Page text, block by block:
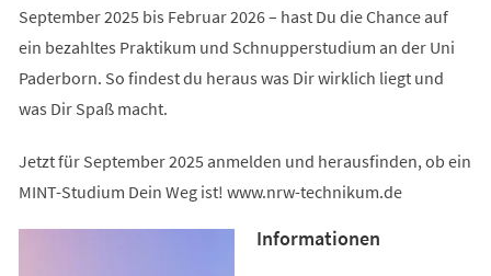
September 2025 bis Februar 2026 – hast Du die Chance auf
ein bezahltes Praktikum und Schnupperstudium an der Uni
Paderborn. So findest du heraus was Dir wirklich liegt und
was Dir Spaß macht.
Jetzt für September 2025 anmelden und herausfinden, ob ein
MINT-Studium Dein Weg ist! www.nrw-technikum.de
Informationen